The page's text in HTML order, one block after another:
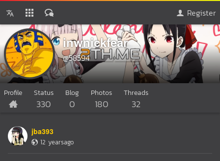
Register
inwnickfear
@58594
Profile Status
330
Blog
0
Photos
180
Threads
32
jba393
12 yearsago